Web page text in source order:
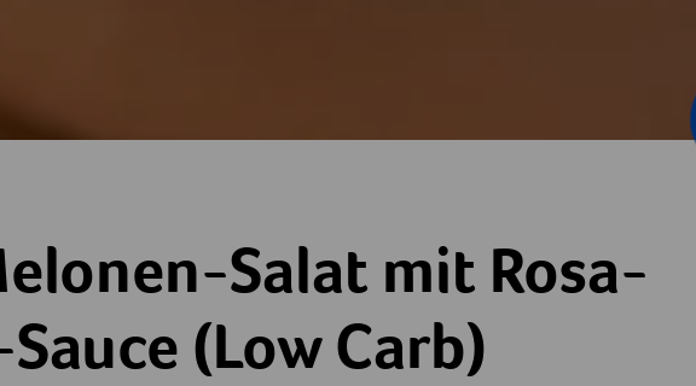
mit Rosa-Pfeffer-Sauce (Low Carb)
Salat mit Rosa-
(Low Carb)